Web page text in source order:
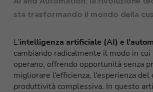
sta trasformando il mondo della
L’intelligenza artificiale (AI) e
cambiando radicalmente il modo in
operano, offrendo opportunità senza
migliorare l’efficienza, l’esperienza
produttività complessiva. In questo